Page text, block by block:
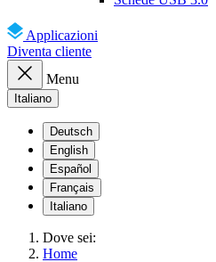
Applicazioni
Diventa cliente
Menu
Italiano
Deutsch
English
Español
Français
Italiano
Dove sei:
Home